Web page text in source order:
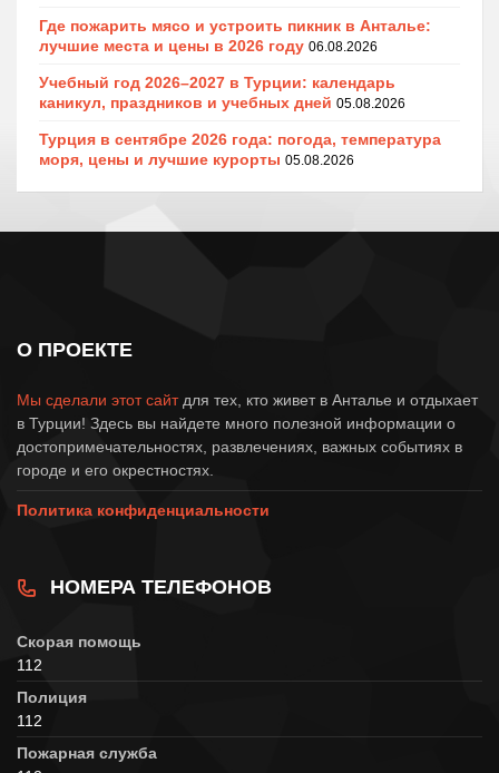
Где пожарить мясо и устроить пикник в Анталье:
лучшие места и цены в 2026 году 06.08.2026
Учебный год 2026–2027 в Турции: календарь
каникул, праздников и учебных дней 05.08.2026
Турция в сентябре 2026 года: погода, температура
моря, цены и лучшие курорты 05.08.2026
О ПРОЕКТЕ
Мы сделали этот сайтдля тех, кто живет в Анталье и отдыхает
в Турции! Здесь вы найдете много полезной информации о
достопримечательностях, развлечениях, важных событиях в
городе и его окрестностях.
Политика конфиденциальности
НОМЕРА ТЕЛЕФОНОВ
Скорая помощь
112
Полиция
112
Пожарная служба